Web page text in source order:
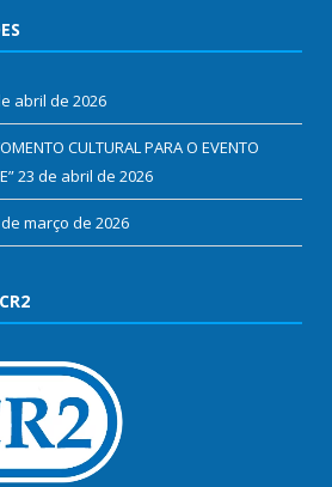
abril de 2026
CULTURAL PARA O EVENTO
23 de abril de 2026
de março de 2026